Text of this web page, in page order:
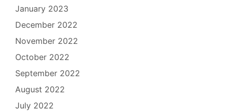
January 2023
December 2022
November 2022
October 2022
September 2022
August 2022
July 2022